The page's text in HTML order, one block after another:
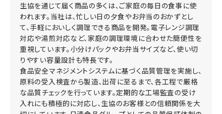
生協を通じて届く商品の多くは、ご家庭の毎日の食事に使
われます。当社は、忙しい日の夕食やお弁当のおかずとし
て、手軽においしく調理できる商品を開発。電子レンジ調理
対応や湯煎対応など、家庭の調理環境に合わせた簡便性を
重視しています。小分けパックやお弁当サイズなど、使い切
りやすい容量設計も特長です。
食品安全マネジメントシステムに基づく品質管理を実施し、
原料の受入検査から製造、出荷に至るまで、各工程で厳格
な品質チェックを行っています。定期的な工場監査の受け
入れにも積極的に対応し、生協のお客様との信頼関係を大